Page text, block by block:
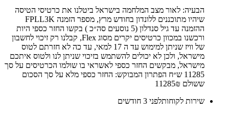
הבעיה: לאור מצב המלחמה בישראל ביטלנו את כרטיסי הטיסה
שיהיו מתוכננים ללונדון בחודש מרץ, מספר הזמנה FPLL3K
ההזמנה עד גיל סנדלון (5 נוסעים סה״כ ) בקשו החזר כספי היות
ורכשנו במכוון כרטיסים יקרים מסוג Flex, קבלנו רק זיכוי לחשבון
של וויז שניתן למימוש עד ה 17 למאי, עד כה לא חזרתם לטוס
מישראל, ולכן לא יכולים להשתמש בזיכוי שניתן לנו ולטוס איתכם
מישראל, מבקשים החזר כספי לאשראי בו שולמו הכרטיסים על סך
11285 ש״ח הפתרון המבוקש: החזר כספי מלא על סך הסכום
ששולם 11285₪
שירות לקוחותלפני 3 חודשים